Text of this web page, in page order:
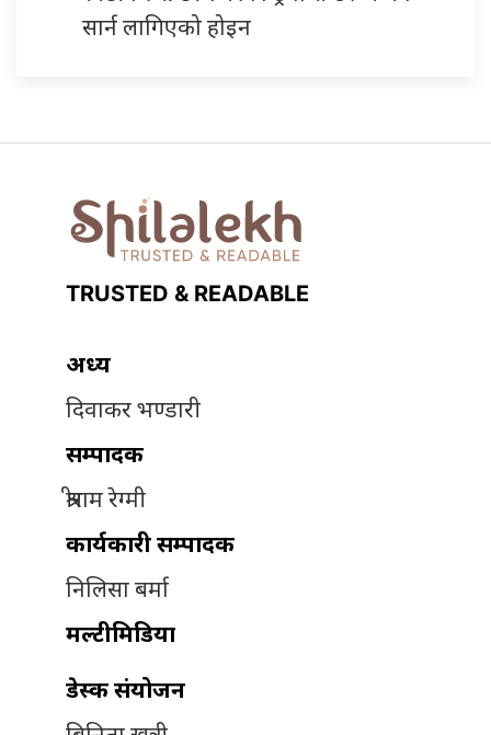
सार्न लागिएको होइन
TRUSTED & READABLE
अध्यक्ष
दिवाकर भण्डारी
सम्पादक
श्रीराम रेग्मी
कार्यकारी सम्पादक
निलिसा बर्मा
मल्टीमिडिया
डेस्क संयोजन